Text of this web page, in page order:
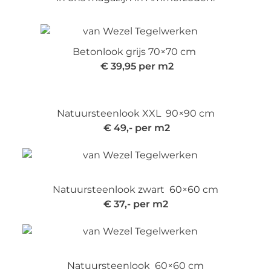
Betonlook grijs 70×70 cm
€ 39,95 per m2
Natuursteenlook XXL 90×90 cm
€ 49,- per m2
Natuursteenlook zwart 60×60 cm
€ 37,- per m2
Natuursteenlook 60×60 cm